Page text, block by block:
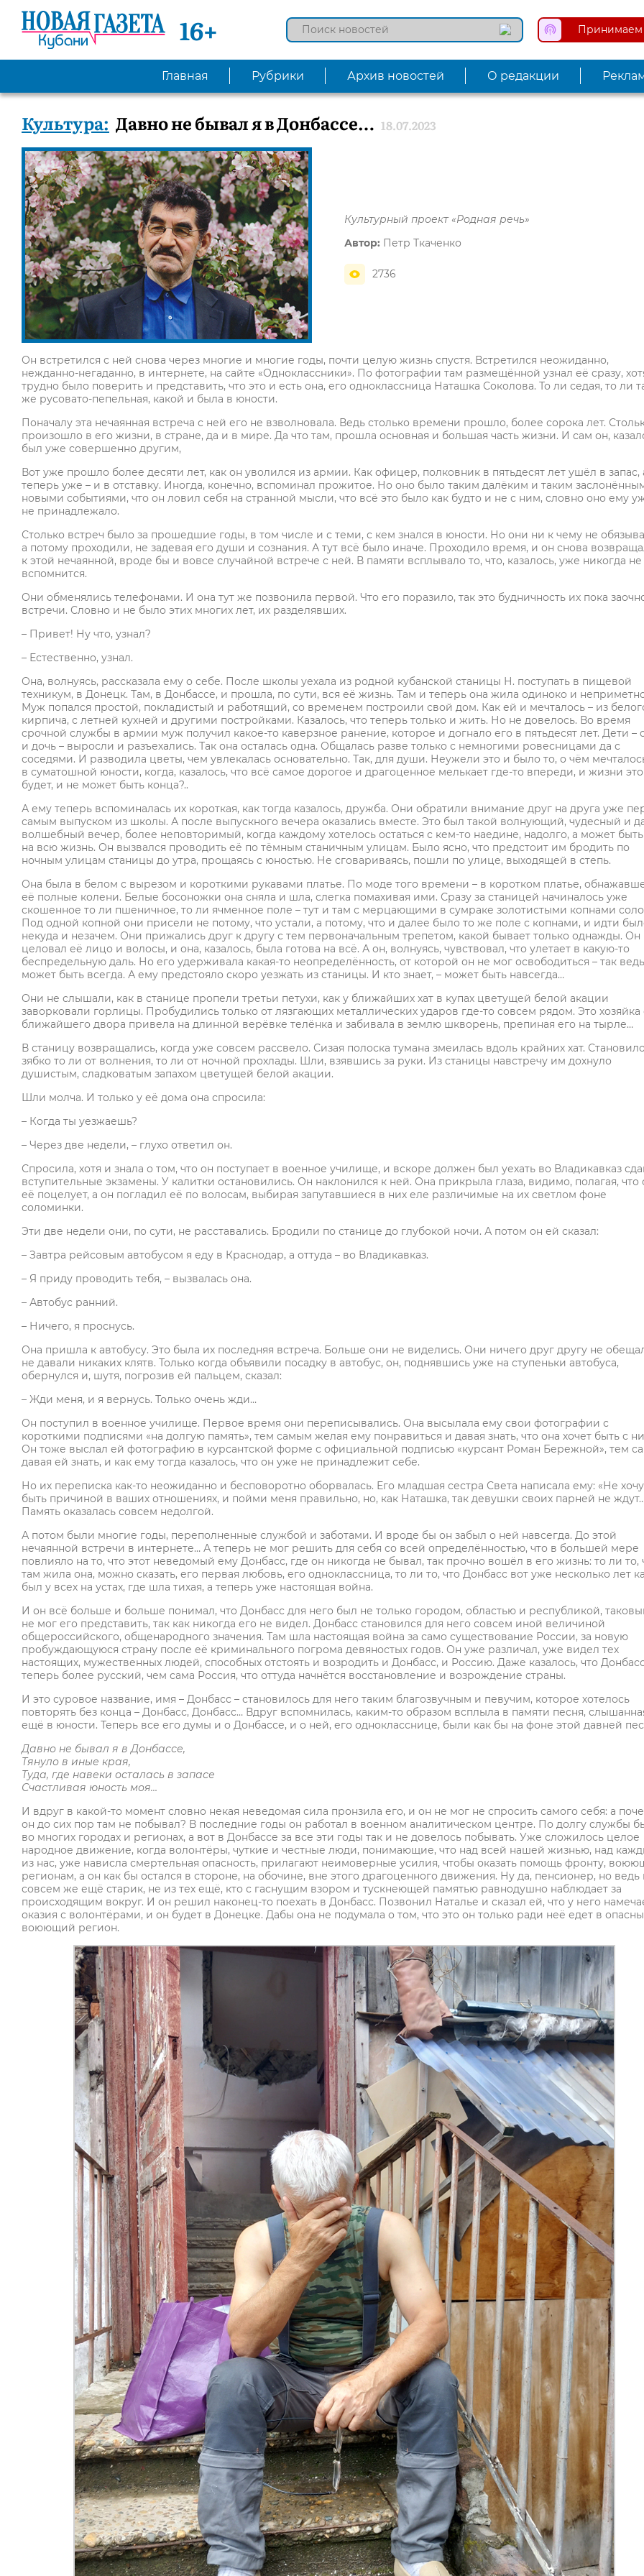
16+ Принимаем
Главная Рубрики Архив новостей О редакции
Культура: Давно не бывал я в Донбассе… 18.07.2023
Культурный проект «Родная речь»
Автор: Петр Ткаченко
2736
Он встретился с ней снова через многие и многие годы, почти целую жизнь спустя. Встретился неожиданно,
нежданно-негаданно, в интернете, на сайте «Одноклассники». По фотографии там размещённой узнал её сразу,
трудно было поверить и представить, что это и есть она, его одноклассница Наташка Соколова. То ли седая, то ли
же русовато-пепельная, какой и была в юности.
Поначалу эта нечаянная встреча с ней его не взволновала. Ведь столько времени прошло, более сорока лет.
произошло в его жизни, в стране, да и в мире. Да что там, прошла основная и большая часть жизни. И сам он,
был уже совершенно другим,
Вот уже прошло более десяти лет, как он уволился из армии. Как офицер, полковник в пятьдесят лет ушёл в запас,
теперь уже – и в отставку. Иногда, конечно, вспоминал прожитое. Но оно было таким далёким и таким
новыми событиями, что он ловил себя на странной мысли, что всё это было как будто и не с ним, словно оно ему
не принадлежало.
Столько встреч было за прошедшие годы, в том числе и с теми, с кем знался в юности. Но они ни к чему не
а потому проходили, не задевая его души и сознания. А тут всё было иначе. Проходило время, и он снова
к этой нечаянной, вроде бы и вовсе случайной встрече с ней. В памяти всплывало то, что, казалось, уже никогда не
вспомнится.
Они обменялись телефонами. И она тут же позвонила первой. Что его поразило, так это будничность их пока
встречи. Словно и не было этих многих лет, их разделявших.
– Привет! Ну что, узнал?
– Естественно, узнал.
Она, волнуясь, рассказала ему о себе. После школы уехала из родной кубанской станицы Н. поступать в пищевой
техникум, в Донецк. Там, в Донбассе, и прошла, по сути, вся её жизнь. Там и теперь она жила одиноко и
Муж попался простой, покладистый и работящий, со временем построили свой дом. Как ей и мечталось – из
кирпича, с летней кухней и другими постройками. Казалось, что теперь только и жить. Но не довелось. Во время
срочной службы в армии муж получил какое-то каверзное ранение, которое и догнало его в пятьдесят лет. Дети –
и дочь – выросли и разъехались. Так она осталась одна. Общалась разве только с немногими ровесницами да с
соседями. И разводила цветы, чем увлекалась основательно. Так, для души. Неужели это и было то, о чём
в суматошной юности, когда, казалось, что всё самое дорогое и драгоценное мелькает где-то впереди, и жизни
будет, и не может быть конца?..
А ему теперь вспоминалась их короткая, как тогда казалось, дружба. Они обратили внимание друг на друга уже
самым выпуском из школы. А после выпускного вечера оказались вместе. Это был такой волнующий, чудесный и
волшебный вечер, более неповторимый, когда каждому хотелось остаться с кем-то наедине, надолго, а может
на всю жизнь. Он вызвался проводить её по тёмным станичным улицам. Было ясно, что предстоит им бродить по
ночным улицам станицы до утра, прощаясь с юностью. Не сговариваясь, пошли по улице, выходящей в степь.
Она была в белом с вырезом и короткими рукавами платье. По моде того времени – в коротком платье,
её полные колени. Белые босоножки она сняла и шла, слегка помахивая ими. Сразу за станицей начиналось уже
скошенное то ли пшеничное, то ли ячменное поле – тут и там с мерцающими в сумраке золотистыми копнами
Под одной копной они присели не потому, что устали, а потому, что и далее было то же поле с копнами, и идти
некуда и незачем. Они прижались друг к другу с тем первоначальным трепетом, какой бывает только однажды. Он
целовал её лицо и волосы, и она, казалось, была готова на всё. А он, волнуясь, чувствовал, что улетает в какую-то
беспредельную даль. Но его удерживала какая-то неопределённость, от которой он не мог освободиться – так
может быть всегда. А ему предстояло скоро уезжать из станицы. И кто знает, – может быть навсегда…
Они не слышали, как в станице пропели третьи петухи, как у ближайших хат в купах цветущей белой акации
заворковали горлицы. Пробудились только от лязгающих металлических ударов где-то совсем рядом. Это хозяйка
ближайшего двора привела на длинной верёвке телёнка и забивала в землю шкворень, препиная его на тырле…
В станицу возвращались, когда уже совсем рассвело. Сизая полоска тумана змеилась вдоль крайних хат.
зябко то ли от волнения, то ли от ночной прохлады. Шли, взявшись за руки. Из станицы навстречу им дохнуло
душистым, сладковатым запахом цветущей белой акации.
Шли молча. И только у её дома она спросила:
– Когда ты уезжаешь?
– Через две недели, – глухо ответил он.
Спросила, хотя и знала о том, что он поступает в военное училище, и вскоре должен был уехать во Владикавказ
вступительные экзамены. У калитки остановились. Он наклонился к ней. Она прикрыла глаза, видимо, полагая, что
её поцелует, а он погладил её по волосам, выбирая запутавшиеся в них еле различимые на их светлом фоне
соломинки.
Эти две недели они, по сути, не расставались. Бродили по станице до глубокой ночи. А потом он ей сказал:
– Завтра рейсовым автобусом я еду в Краснодар, а оттуда – во Владикавказ.
– Я приду проводить тебя, – вызвалась она.
– Автобус ранний.
– Ничего, я проснусь.
Она пришла к автобусу. Это была их последняя встреча. Больше они не виделись. Они ничего друг другу не
не давали никаких клятв. Только когда объявили посадку в автобус, он, поднявшись уже на ступеньки автобуса,
обернулся и, шутя, погрозив ей пальцем, сказал:
– Жди меня, и я вернусь. Только очень жди…
Он поступил в военное училище. Первое время они переписывались. Она высылала ему свои фотографии с
короткими подписями «на долгую память», тем самым желая ему понравиться и давая знать, что она хочет быть с
Он тоже выслал ей фотографию в курсантской форме с официальной подписью «курсант Роман Бережной», тем
давая ей знать, и как ему тогда казалось, что он уже не принадлежит себе.
Но их переписка как-то неожиданно и бесповоротно оборвалась. Его младшая сестра Света написала ему: «Не хочу
быть причиной в ваших отношениях, и пойми меня правильно, но, как Наташка, так девушки своих парней не
Память оказалась совсем недолгой.
А потом были многие годы, переполненные службой и заботами. И вроде бы он забыл о ней навсегда. До этой
нечаянной встречи в интернете… А теперь не мог решить для себя со всей определённостью, что в большей мере
повлияло на то, что этот неведомый ему Донбасс, где он никогда не бывал, так прочно вошёл в его жизнь: то ли то,
там жила она, можно сказать, его первая любовь, его одноклассница, то ли то, что Донбасс вот уже несколько лет
был у всех на устах, где шла тихая, а теперь уже настоящая война.
И он всё больше и больше понимал, что Донбасс для него был не только городом, областью и республикой,
не мог его представить, так как никогда его не видел. Донбасс становился для него совсем иной величиной
общероссийского, общенародного значения. Там шла настоящая война за само существование России, за новую
пробуждающуюся страну после её криминального погрома девяностых годов. Он уже различал, уже видел тех
настоящих, мужественных людей, способных отстоять и возродить и Донбасс, и Россию. Даже казалось, что Донбасс
теперь более русский, чем сама Россия, что оттуда начнётся восстановление и возрождение страны.
И это суровое название, имя – Донбасс – становилось для него таким благозвучным и певучим, которое хотелось
повторять без конца – Донбасс, Донбасс… Вдруг вспомнилась, каким-то образом всплыла в памяти песня,
ещё в юности. Теперь все его думы и о Донбассе, и о ней, его однокласснице, были как бы на фоне этой давней
Давно не бывал я в Донбассе,
Тянуло в иные края,
Туда, где навеки осталась в запасе
Счастливая юность моя…
И вдруг в какой-то момент словно некая неведомая сила пронзила его, и он не мог не спросить самого себя: а
он до сих пор там не побывал? В последние годы он работал в военном аналитическом центре. По долгу службы
во многих городах и регионах, а вот в Донбассе за все эти годы так и не довелось побывать. Уже сложилось целое
народное движение, когда волонтёры, чуткие и честные люди, понимающие, что над всей нашей жизнью, над
из нас, уже нависла смертельная опасность, прилагают неимоверные усилия, чтобы оказать помощь фронту,
регионам, а он как бы остался в стороне, на обочине, вне этого драгоценного движения. Ну да, пенсионер, но ведь
совсем же ещё старик, не из тех ещё, кто с гаснущим взором и тускнеющей памятью равнодушно наблюдает за
происходящим вокруг. И он решил наконец-то поехать в Донбасс. Позвонил Наталье и сказал ей, что у него
оказия с волонтёрами, и он будет в Донецке. Дабы она не подумала о том, что это он только ради неё едет в
воюющий регион.